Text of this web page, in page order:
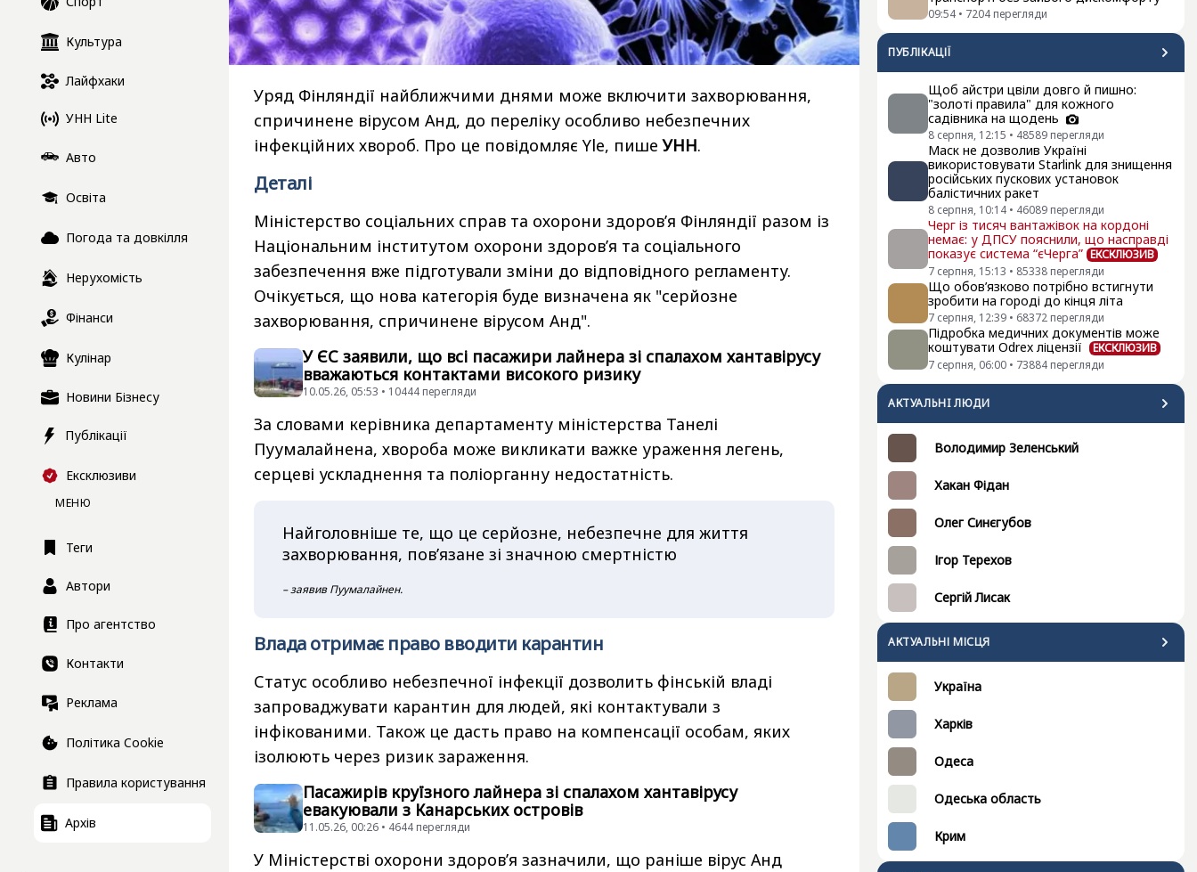
Культура
Лайфхаки
УНН Lite
Авто
Освіта
Погода та довкілля
Нерухомість
Фінанси
Кулінар
Новини Бізнесу
Публікації
Ексклюзиви
МЕНЮ
Теги
Автори
Про агентство
Контакти
Реклама
Політика Cookie
Правила користування
Архів
09:54 • 7204 перегляди
ПУБЛІКАЦІЇ
Щоб айстри цвіли довго й пишно:
"золоті правила" для кожного
садівника на щодень
8 серпня, 12:15 • 48589 перегляди
Маск не дозволив Україні
використовувати Starlink для знищення
російських пускових установок
балістичних ракет
8 серпня, 10:14 • 46089 перегляди
Черг із тисяч вантажівок на кордоні
немає: у ДПСУ пояснили, що насправді
показує система “єЧерга” ЕКСКЛЮЗИВ
7 серпня, 15:13 • 85338 перегляди
Що обов’язково потрібно встигнути
зробити на городі до кінця літа
7 серпня, 12:39 • 68372 перегляди
Підробка медичних документів може
коштувати Odrex ліцензії
ЕКСКЛЮЗИВ
7 серпня, 06:00 • 73884 перегляди
АКТУАЛЬНI ЛЮДИ
Володимир Зеленський
Хакан Фідан
Олег Синєгубов
Ігор Терехов
Сергій Лисак
АКТУАЛЬНІ МІСЦЯ
Україна
Харків
Одеса
Одеська область
Крим
Уряд Фінляндії найближчими днями може включити захворювання,
спричинене вірусом Анд, до переліку особливо небезпечних
інфекційних хвороб. Про це повідомляє Yle, пишеУНН.
Деталі
Міністерство соціальних справ та охорони здоров’я Фінляндії разом із
Національним інститутом охорони здоров’я та соціального
забезпечення вже підготували зміни до відповідного регламенту.
Очікується, що нова категорія буде визначена як "серйозне
захворювання, спричинене вірусом Анд".
У ЄС заявили, що всі пасажири лайнера зі спалахом хантавірусу
вважаються контактами високого ризику
10.05.26, 05:53 • 10444 перегляди
За словами керівника департаменту міністерства Танелі
Пуумалайнена, хвороба може викликати важке ураження легень,
серцеві ускладнення та поліорганну недостатність.
Найголовніше те, що це серйозне, небезпечне для життя
захворювання, пов’язане зі значною смертністю
– заявив Пуумалайнен.
Влада отримає право вводити карантин
Статус особливо небезпечної інфекції дозволить фінській владі
запроваджувати карантин для людей, які контактували з
інфікованими. Також це дасть право на компенсації особам, яких
ізолюють через ризик зараження.
Пасажирів круїзного лайнера зі спалахом хантавірусу
евакуювали з Канарських островів
11.05.26, 00:26 • 4644 перегляди
У Міністерстві охорони здоров’я зазначили, що раніше вірус Анд